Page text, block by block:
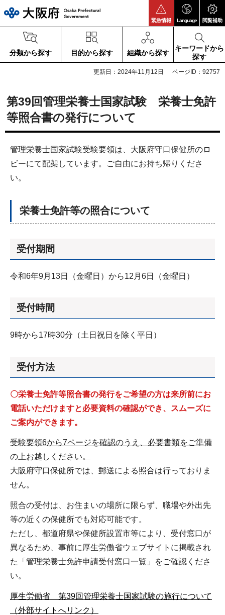
緊急情報 Language 閲覧補助
分類から探す 目的から探す 組織から探す
キーワードから
探す
更新日：2024年11月12日 ページID：92757
第39回管理栄養士国家試験 栄養士免許
等照合書の発行について
管理栄養士国家試験受験要領は、大阪府守口保健所のロ
ビーにて配架しています。ご自由にお持ち帰りくださ
い。
栄養士免許等の照合について
受付期間
令和6年9月13日（金曜日）から12月6日（金曜日）
受付時間
9時から17時30分（土日祝日を除く平日）
受付方法
〇栄養士免許等照合書の発行をご希望の方は来所前にお
電話いただけますと必要資料の確認ができ、スムーズに
ご案内ができます。
受験要領6から7ページを確認のうえ、必要書類をご準備
の上お越しください。
大阪府守口保健所では、郵送による照合は行っておりま
せん。
照合の受付は、お住まいの場所に限らず、職場や外出先
等の近くの保健所でも対応可能です。
ただし、都道府県や保健所設置市等により、受付窓口が
異なるため、事前に厚生労働省ウェブサイトに掲載され
た「管理栄養士免許申請受付窓口一覧」をご確認くださ
い。
厚生労働省 第39回管理栄養士国家試験の施行について
（外部サイトへリンク）